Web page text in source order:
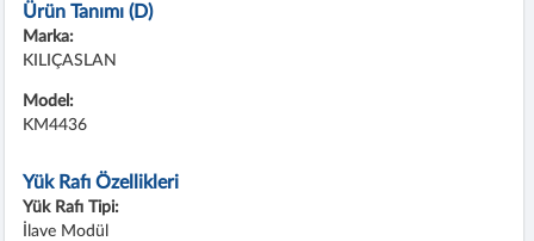
Ürün Tanımı (D)
Marka:
KILIÇASLAN
Model:
KM4436
Yük Rafı Özellikleri
Yük Rafı Tipi:
İlave Modül